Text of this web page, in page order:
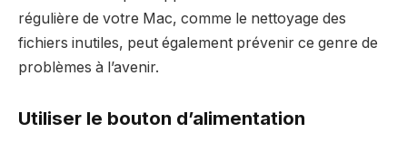
régulière de votre Mac, comme le nettoyage des
fichiers inutiles, peut également prévenir ce genre de
problèmes à l’avenir.
Utiliser le bouton d’alimentation